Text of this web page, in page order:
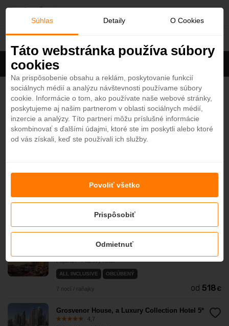
ú
Hotely
Filter
Zobrazených 202zo 667 hotelov Zobraziť všetky
Fairmont Ajman 5*
4,3
Ajman - Plážový hotel
Grand Hyatt Abu Dhabi Hotel & Residences
4,5
Fairmont Fujairah Beach Resort 5*
Fujairah - Plážový hotel
ALL INCLUSIVE OBĽÚBENÝ
7 nocí / raňajky od 518 €
Grosvenor House, a Luxury Collection Hotel 5*
4,7
Súhlas Detaily O Cookies
Táto webstránka používa súbory
cookies
Na prispôsobenie obsahu a reklám, poskytovanie funkcií
sociálnych médií a analýzu návštevnosti používame súbory
cookie. Informácie o tom, ako používate naše webové stránky,
poskytujeme aj našim partnerom v oblasti sociálnych médií,
inzercie a analýzy. Títo partneri môžu príslušné informácie
skombinovať s ďalšími údajmi, ktoré ste im poskytli alebo ktoré
od vás získali, keď ste používali ich služby.
Odmietnuť
Prispôsobiť
Povoliť všetko